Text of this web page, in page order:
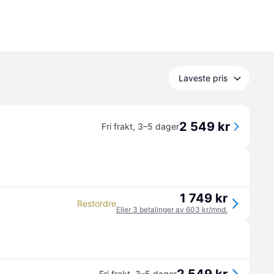
Laveste pris
Fri frakt, 3–5 dager2 549 kr
Restordre 1 749 kr
Eller 3 betalinger av 603 kr/mnd.